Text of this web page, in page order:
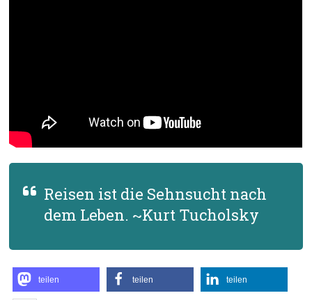
Reisen ist die Sehnsucht nach
dem Leben. ~Kurt Tucholsky
teilen teilen teilen